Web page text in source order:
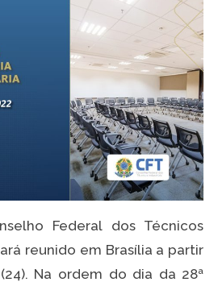
Federal dos Técnicos
reunido em Brasília a partir
Na ordem do dia da 28ª